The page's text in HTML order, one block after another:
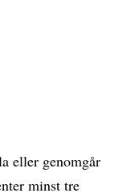
eller genomgår
minst tre